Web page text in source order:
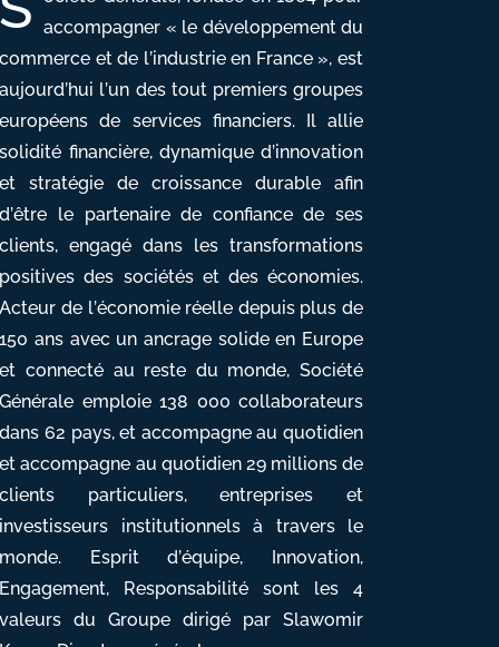
accompagner « le développement du
commerce et de l’industrie en France », est
aujourd’hui l’un des tout premiers groupes
européens de services financiers. Il allie
solidité financière, dynamique d’innovation
et stratégie de croissance durable afin
d’être le partenaire de confiance de ses
clients, engagé dans les transformations
positives des sociétés et des économies.
Acteur de l’économie réelle depuis plus de
150 ans avec un ancrage solide en Europe
et connecté au reste du monde, Société
Générale emploie 138 000 collaborateurs
dans 62 pays, et accompagne au quotidien
et accompagne au quotidien 29 millions de
clients particuliers, entreprises et
investisseurs institutionnels à travers le
monde. Esprit d’équipe, Innovation,
Engagement, Responsabilité sont les 4
valeurs du Groupe dirigé par Slawomir